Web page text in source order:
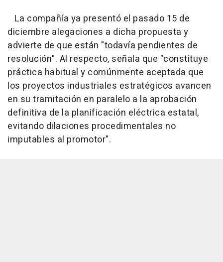
La compañía ya presentó el pasado 15 de
diciembre alegaciones a dicha propuesta y
advierte de que están "todavía pendientes de
resolución". Al respecto, señala que "constituye
práctica habitual y comúnmente aceptada que
los proyectos industriales estratégicos avancen
en su tramitación en paralelo a la aprobación
definitiva de la planificación eléctrica estatal,
evitando dilaciones procedimentales no
imputables al promotor".